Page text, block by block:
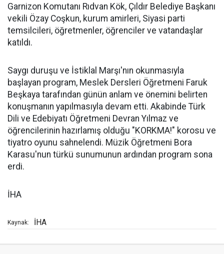
Garnizon Komutanı Rıdvan Kök, Çıldır Belediye Başkanı
vekili Özay Coşkun, kurum amirleri, Siyasi parti
temsilcileri, öğretmenler, öğrenciler ve vatandaşlar
katıldı.
Saygı duruşu ve İstiklal Marşı'nın okunmasıyla
başlayan program, Meslek Dersleri Öğretmeni Faruk
Beşkaya tarafından günün anlam ve önemini belirten
konuşmanın yapılmasıyla devam etti. Akabinde Türk
Dili ve Edebiyatı Öğretmeni Devran Yılmaz ve
öğrencilerinin hazırlamış olduğu "KORKMA!" korosu ve
tiyatro oyunu sahnelendi. Müzik Öğretmeni Bora
Karasu'nun türkü sunumunun ardından program sona
erdi.
İHA
Kaynak: İHA